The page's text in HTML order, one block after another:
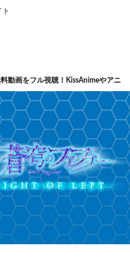
動画をフル視聴！KissAnimeやアニ